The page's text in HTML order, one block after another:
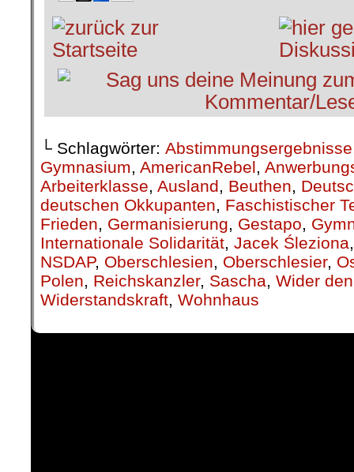
└ Schlagwörter: Abstimmungsergebnisse
Gymnasium, AmericanRebel,
Arbeiterklasse, Ausland, Beuthen,
deutschen Okkupanten, Faschistischer
Frieden, Germanisierung, Gestapo,
Internationale Solidarität, Jacek Śleziona
NSDAP, Oberschlesien, Oberschlesier,
Polen, Reichskanzler, Sascha, Wider
Widerstandskraft, Wohnhaus